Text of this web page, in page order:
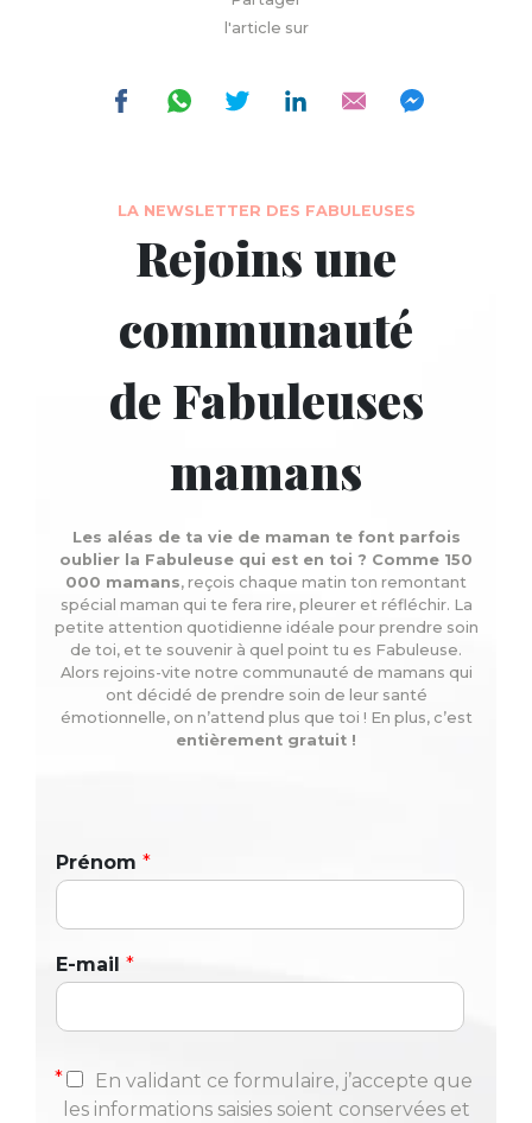
l'article sur
LA NEWSLETTER DES FABULEUSES
Rejoins une
communauté
de Fabuleuses
mamans
Les aléas de ta vie de maman te font parfois
oublier la Fabuleuse qui est en toi ? Comme 150
000 mamans, reçois chaque matin ton remontant
spécial maman qui te fera rire, pleurer et réfléchir. La
petite attention quotidienne idéale pour prendre soin
de toi, et te souvenir à quel point tu es Fabuleuse.
Alors rejoins-vite notre communauté de mamans qui
ont décidé de prendre soin de leur santé
émotionnelle, on n’attend plus que toi ! En plus, c’est
entièrement gratuit !
Prénom *
E-mail *
*
En validant ce formulaire, j’accepte que
les informations saisies soient conservées et